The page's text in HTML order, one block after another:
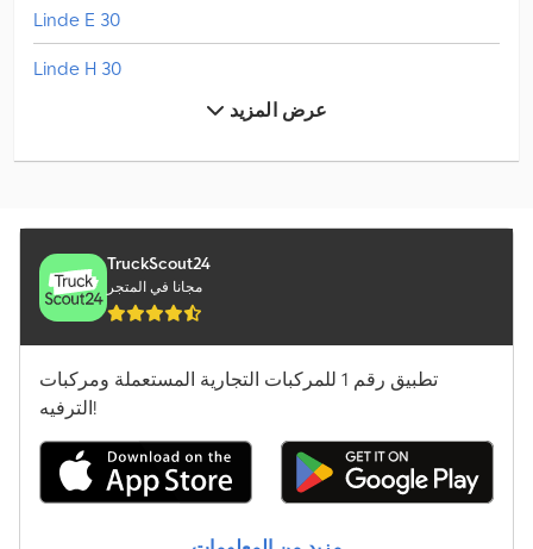
Linde E 30
Linde H 30
Linde L 12
Linde L 16
Linde V
Mercedes-Benz Sprinter 316
Merlo Tf 33.7-115
Schäffer 2028 Slt
عرض المزيد
TruckScout24
مجانا في المتجر
تطبيق رقم 1 للمركبات التجارية المستعملة ومركبات
الترفيه!